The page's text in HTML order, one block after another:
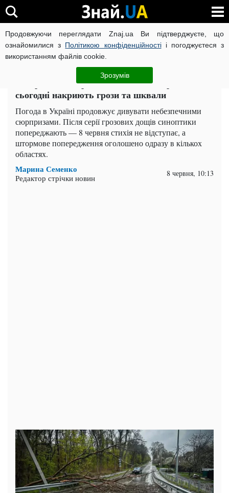
Продовжуючи переглядати Znaj.ua Ви підтверджуєте, що
ознайомилися з Політикою конфіденційностіі погоджуєтеся з
використанням файлів cookie.
Зрозумів
ВІЙНА РОСІЇ ПРОТИ УКРАЇНИ КОРОНАВІРУС В УКРАЇНІ
ЧИТАТЬ НА РУССКОМ
Штормове попередження по всій Україні: кого
сьогодні накриють грози та шквали
Погода в Україні продовжує дивувати небезпечними
сюрпризами. Після серії грозових дощів синоптики
попереджають — 8 червня стихія не відступає, а
штормове попередження оголошено одразу в кількох
областях.
Марина Семенко
Редактор стрічки новин 8 червня, 10:13